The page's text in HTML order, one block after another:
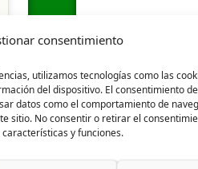
consentimiento
utilizamos tecnologías como las
del dispositivo. El consentimiento
datos como el comportamiento de
sitio. No consentir o retirar el
y funciones.